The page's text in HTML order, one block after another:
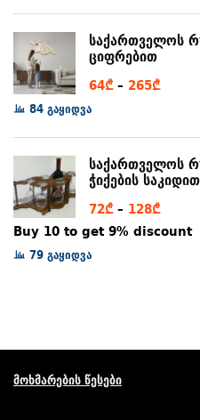
97₾
საქართველოს
ციფრებით
64₾ – 265₾Price
265₾
84 გაყიდვა
საქართველოს
ჭიქების საკიდით
72₾ – 128₾Price
range:
Buy 10 to get 9% discount
79 გაყიდვა
მოხმარების წესები